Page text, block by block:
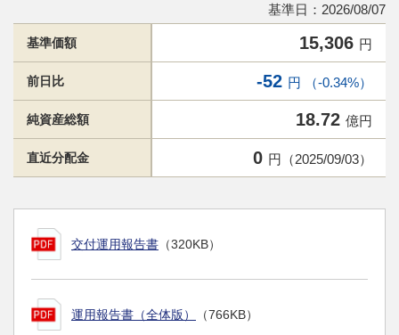
基準日：2026/08/07
基準価額 15,306 円
前日比 -52 円 （-0.34%）
純資産総額 18.72 億円
直近分配金 0 円（2025/09/03）
交付運用報告書 （320KB）
運用報告書（全体版） （766KB）